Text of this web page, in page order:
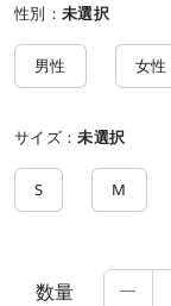
性別： 未選択
男性 女性
サイズ：未選択
S M
数量 